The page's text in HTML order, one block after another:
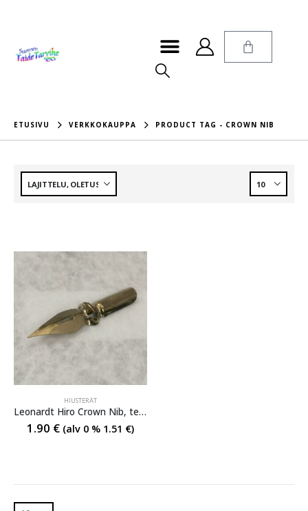
ETUSIVU VERKKOKAUPPA PRODUCT TAG - CROWN NIB
HIUSTERÄT
Leonardt Hiro Crown Nib, terä
1.90 € (alv 0 % 1.51 €)